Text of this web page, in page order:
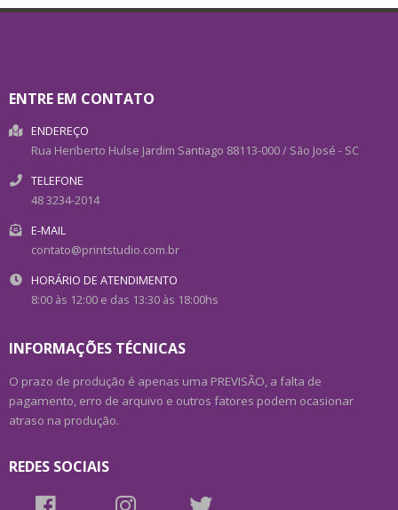
ENTRE EM CONTATO
ENDEREÇO
Rua Heriberto Hulse Jardim Santiago 88113-000/ São José - SC
TELEFONE
48 3234-2014
E-MAIL
contato@printstudio.com.br
HORÁRIO DE ATENDIMENTO
8:00 às 12:00 e das 13:30 às 18:00hs
INFORMAÇÕES TÉCNICAS
O prazo de produção é apenas uma PREVISÃO, a falta de
pagamento, erro de arquivo e outros fatores podem ocasionar
atraso na produção.
REDES SOCIAIS